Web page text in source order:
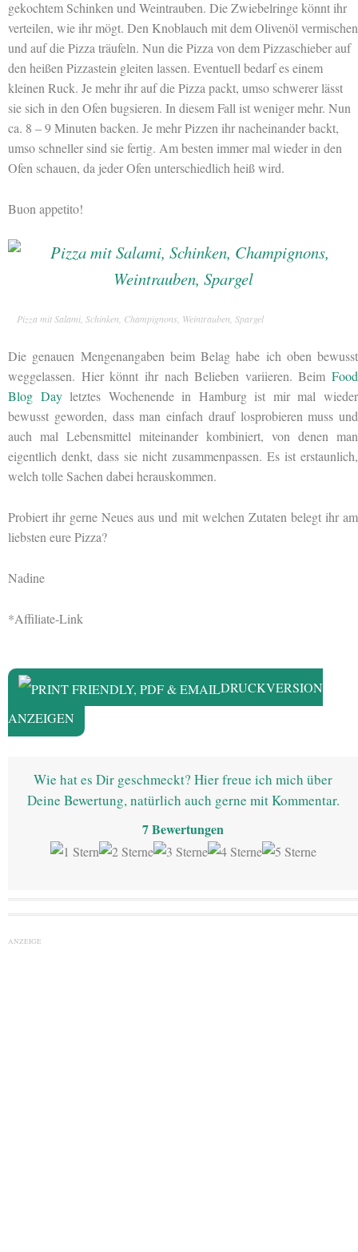
gekochtem Schinken und Weintrauben. Die Zwiebelringe könnt ihr
verteilen, wie ihr mögt. Den Knoblauch mit dem Olivenöl vermischen
und auf die Pizza träufeln. Nun die Pizza von dem Pizzaschieber auf
den heißen Pizzastein gleiten lassen. Eventuell bedarf es einem
kleinen Ruck. Je mehr ihr auf die Pizza packt, umso schwerer lässt
sie sich in den Ofen bugsieren. In diesem Fall ist weniger mehr. Nun
ca. 8 – 9 Minuten backen. Je mehr Pizzen ihr nacheinander backt,
umso schneller sind sie fertig. Am besten immer mal wieder in den
Ofen schauen, da jeder Ofen unterschiedlich heiß wird.
Buon appetito!
Pizza mit Salami, Schinken, Champignons, Weintrauben, Spargel
Die genauen Mengenangaben beim Belag habe ich oben bewusst
weggelassen. Hier könnt ihr nach Belieben variieren. Beim Food
Blog Dayletztes Wochenende in Hamburg ist mir mal wieder
bewusst geworden, dass man einfach drauf losprobieren muss und
auch mal Lebensmittel miteinander kombiniert, von denen man
eigentlich denkt, dass sie nicht zusammenpassen. Es ist erstaunlich,
welch tolle Sachen dabei herauskommen.
Probiert ihr gerne Neues aus und mit welchen Zutaten belegt ihr am
liebsten eure Pizza?
Nadine
*Affiliate-Link
DRUCKVERSION
ANZEIGEN
Wie hat es Dir geschmeckt? Hier freue ich mich über
Deine Bewertung, natürlich auch gerne mit Kommentar.
7Bewertungen
ANZEIGE